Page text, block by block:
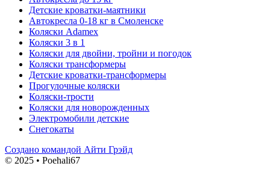
Детские кроватки-маятники
Автокресла 0-18 кг в Смоленске
Коляски Adamex
Коляски 3 в 1
Коляски для двойни, тройни и погодок
Коляски трансформеры
Детские кроватки-трансформеры
Прогулочные коляски
Коляски-трости
Коляски для новорожденных
Электромобили детские
Снегокаты
Создано командой Айти Грэйд
© 2025 • Poehali67